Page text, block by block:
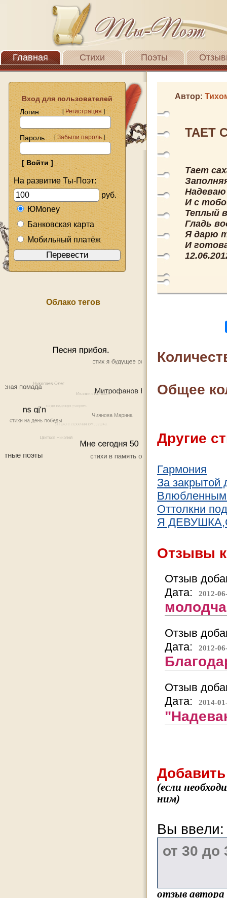
Главная Стихи Поэты
Вход для пользователей
Логин
[Регистрация]
Пароль [Забыли пароль]
На развитие Ты-Поэт:
руб.
ЮMoney
Банковская карта
Мобильный платёж
Облако тегов
Автор:
ТАЕТ
Тает
И с
Теплый
Гладь
Я дарю
И
Общее
Другие
Гармония
За закрытой
Влюбленным
Оттолкни
Я
Отзывы
Отзыв
Дата:
2012-
Отзыв
Дата:
2012-
Отзыв
Дата:
2014-
(если
ним)
Вы
отзыв